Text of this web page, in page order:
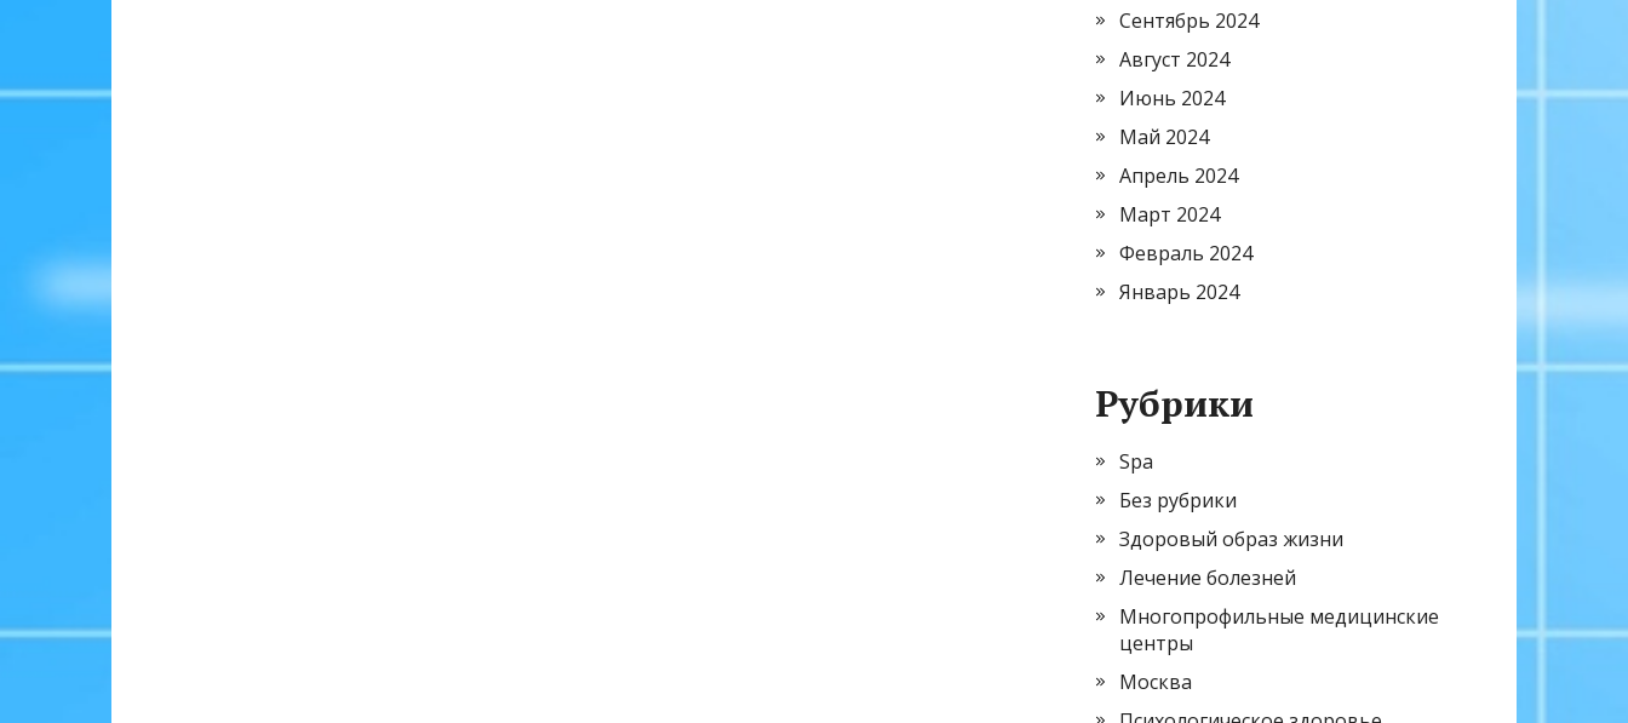
Сентябрь 2024
Август 2024
Июнь 2024
Май 2024
Апрель 2024
Март 2024
Февраль 2024
Январь 2024
Рубрики
Spa
Без рубрики
Здоровый образ жизни
Лечение болезней
Многопрофильные медицинские
центры
Москва